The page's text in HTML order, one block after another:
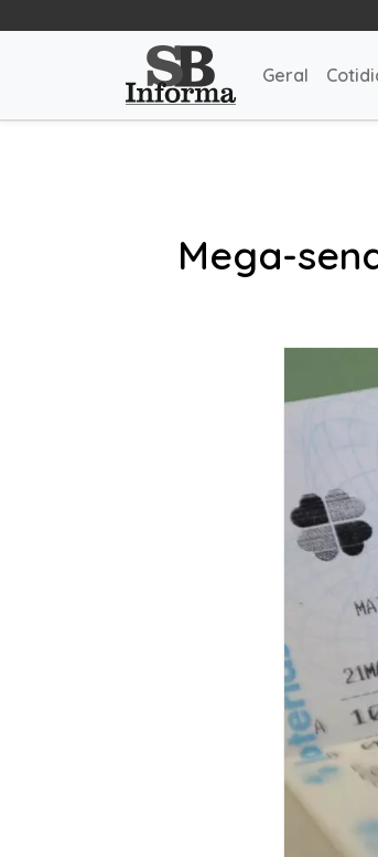
Geral
Mega-